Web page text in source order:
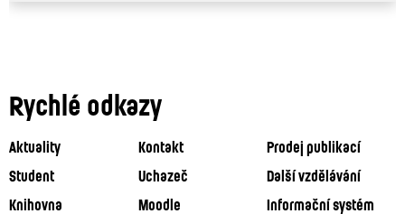
Rychlé odkazy
Aktuality Kontakt
Prodej publikací
Student
Uchazeč
Další vzdělávání
Knihovna
Moodle
Informační systém